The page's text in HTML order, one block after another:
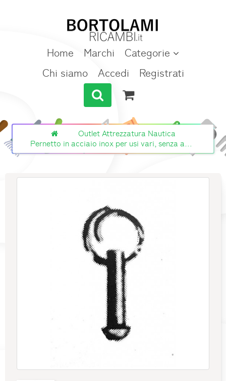
Home Marchi
Categorie
Chi siamo
Accedi Registrati
Outlet Attrezzatura Nautica
Pernetto in acciaio inox per usi vari, senza anellino, diametro 5 mm, lunghezza 10-15 mm